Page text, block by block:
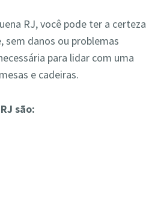
RJ, você pode ter a certeza
danos ou problemas
para lidar com uma
e cadeiras.
são: